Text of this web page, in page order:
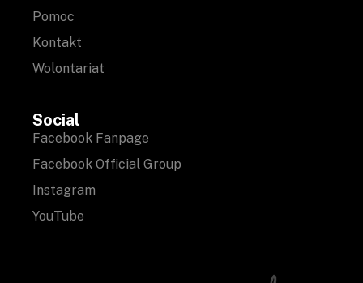
Pomoc
Kontakt
Wolontariat
Social
Facebook Fanpage
Facebook Official Group
Instagram
YouTube